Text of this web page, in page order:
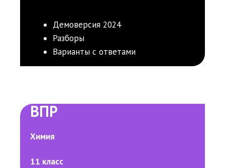
Демоверсия 2024
Разборы
Варианты с ответами
ВПР
Химия
11 класс